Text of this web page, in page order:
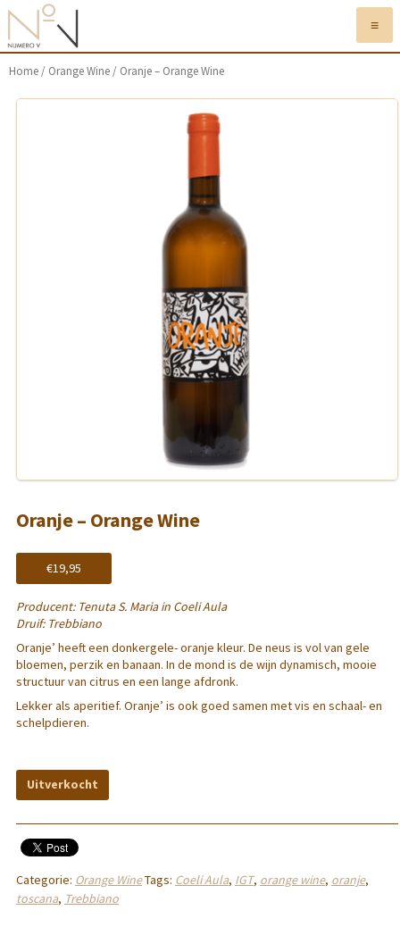
≡
Home / Orange Wine / Oranje – Orange Wine
Oranje – Orange Wine
€19,95
Producent: Tenuta S. Maria in Coeli Aula
Druif: Trebbiano
Oranje’ heeft een donkergele- oranje kleur. De neus is vol van gele
bloemen, perzik en banaan. In de mond is de wijn dynamisch, mooie
structuur van citrus en een lange afdronk.
Lekker als aperitief. Oranje’ is ook goed samen met vis en schaal- en
schelpdieren.
Uitverkocht
Categorie: Orange WineTags: Coeli Aula, IGT, orange wine, oranje,
toscana, Trebbiano